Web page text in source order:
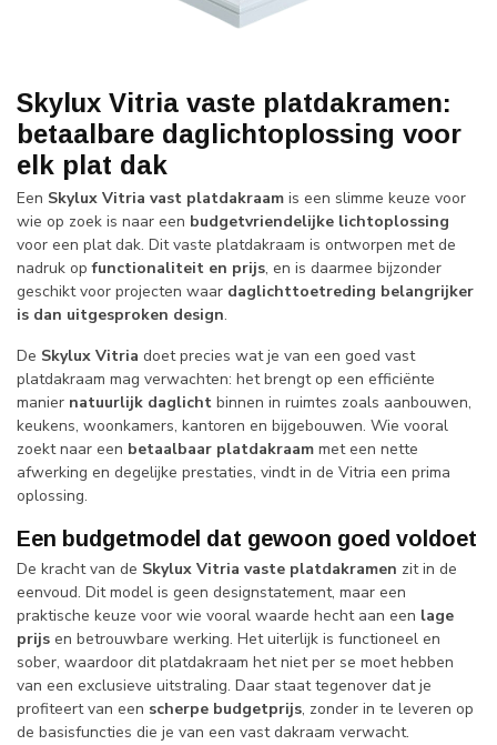
Skylux Vitria vaste platdakramen:
betaalbare daglichtoplossing voor
elk plat dak
Een Skylux Vitria vast platdakraam is een slimme keuze voor
wie op zoek is naar een budgetvriendelijke lichtoplossing
voor een plat dak. Dit vaste platdakraam is ontworpen met de
nadruk opfunctionaliteit en prijs, en is daarmee bijzonder
geschikt voor projecten waar daglichttoetreding belangrijker
is dan uitgesproken design.
De Skylux Vitria doet precies wat je van een goed vast
platdakraam mag verwachten: het brengt op een efficiënte
manier natuurlijk daglicht binnen in ruimtes zoals aanbouwen,
keukens, woonkamers, kantoren en bijgebouwen. Wie vooral
zoekt naar een betaalbaar platdakraam met een nette
afwerking en degelijke prestaties, vindt in de Vitria een prima
oplossing.
Een budgetmodel dat gewoon goed voldoet
De kracht van de Skylux Vitria vaste platdakramen zit in de
eenvoud. Dit model is geen designstatement, maar een
praktische keuze voor wie vooral waarde hecht aan een lage
prijs en betrouwbare werking. Het uiterlijk is functioneel en
sober, waardoor dit platdakraam het niet per se moet hebben
van een exclusieve uitstraling. Daar staat tegenover dat je
profiteert van een scherpe budgetprijs, zonder in te leveren op
de basisfuncties die je van een vast dakraam verwacht.